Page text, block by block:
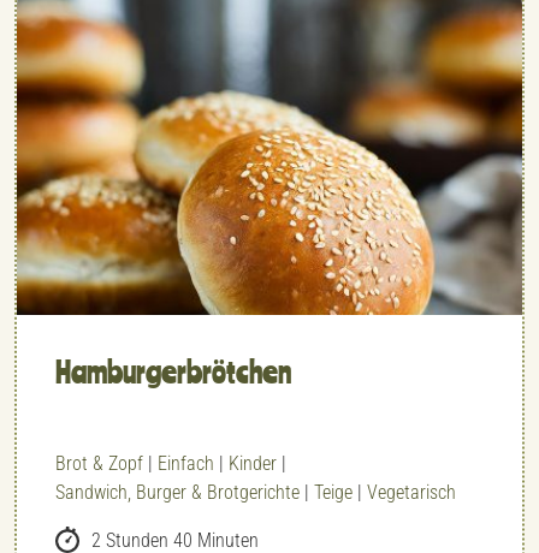
Hamburger­brötchen
Brot & Zopf | Einfach | Kinder |
Sandwich, Burger & Brotgerichte | Teige | Vegetarisch
2 Stunden 40 Minuten